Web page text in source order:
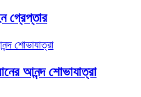
গ্রেপ্তার
আনন্দ শোভাযাত্রা